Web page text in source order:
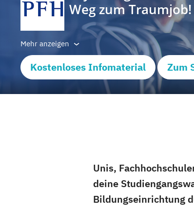
Mehr anzeigen
Kostenloses Infomaterial Zum
Unis,
deine
Bildungseinrichtung